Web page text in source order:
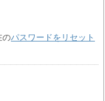
のパスワードをリセット